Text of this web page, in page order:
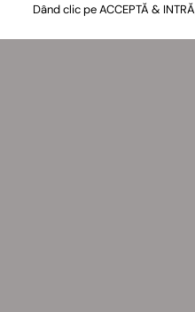
Dând clic pe ACCEPTĂ &